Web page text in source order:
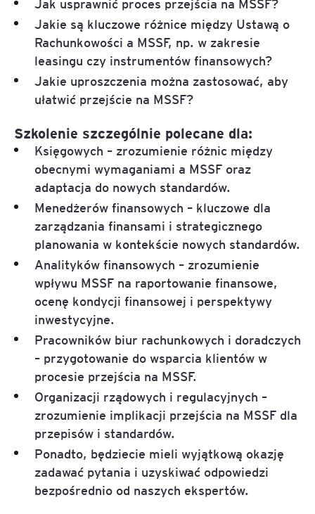
Jakie są kluczowe różnice między Ustawą o
Rachunkowości a MSSF, np. w zakresie
leasingu czy instrumentów finansowych?
Jakie uproszczenia można zastosować, aby
ułatwić przejście na MSSF?
Szkolenie szczególnie polecane dla:
Księgowych – zrozumienie różnic między
obecnymi wymaganiami a MSSF oraz
adaptacja do nowych standardów.
Menedżerów finansowych – kluczowe dla
zarządzania finansami i strategicznego
planowania w kontekście nowych standardów.
Analityków finansowych – zrozumienie
wpływu MSSF na raportowanie finansowe,
ocenę kondycji finansowej i perspektywy
inwestycyjne.
Pracowników biur rachunkowych i doradczych
– przygotowanie do wsparcia klientów w
procesie przejścia na MSSF.
Organizacji rządowych i regulacyjnych –
zrozumienie implikacji przejścia na MSSF dla
przepisów i standardów.
Ponadto, będziecie mieli wyjątkową okazję
zadawać pytania i uzyskiwać odpowiedzi
bezpośrednio od naszych ekspertów.